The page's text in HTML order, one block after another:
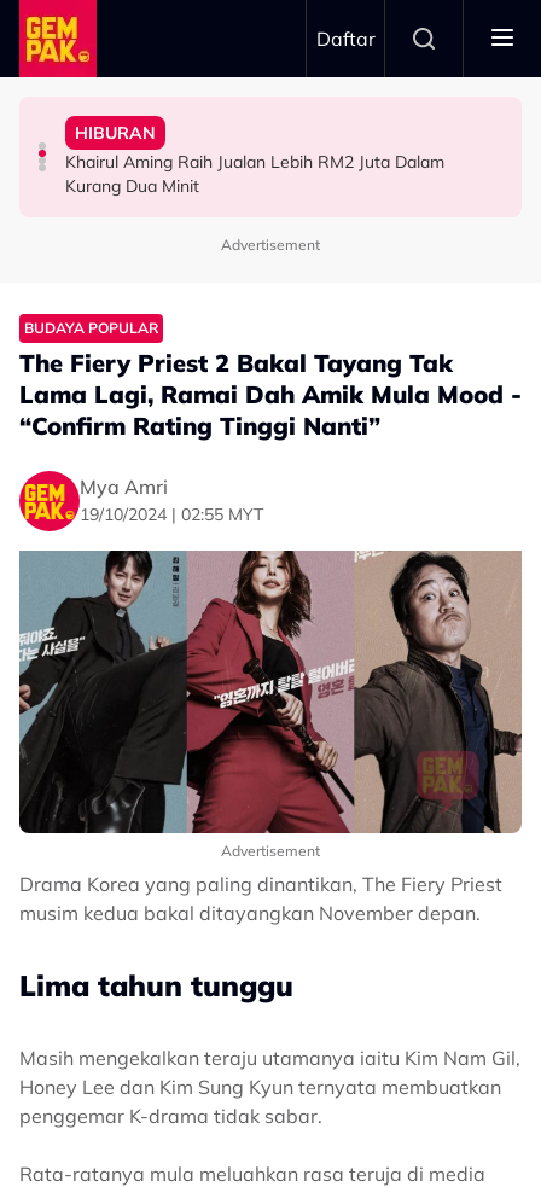
Skip to main content
Daftar
HIBURAN
Imran Aqil Kongsi Detik Sukar Isteri Ketika Berpantang -
“Waktu Itu Aku Tiada, Pergi Nepal Naik Gunung 10
HIBURAN
Khairul Aming Raih Jualan Lebih RM2 Juta Dalam
Kurang Dua Minit
HIBURAN
“Ada Yang Datang Menyapa, Teresak-Esak Menangis…”
- Noraniza Idris
SELEBRITI
“Biarlah Mereka Yang Pilih” - Jinggo Nasihat Ibu Bapa
Jangan Terlalu Campuri Urusan Rumah Tangga Anak
Advertisement
BUDAYA POPULAR
The Fiery Priest 2 Bakal Tayang Tak
Lama Lagi, Ramai Dah Amik Mula Mood -
“Confirm Rating Tinggi Nanti”
Mya Amri
19/10/2024 | 02:55 MYT
Advertisement
Drama Korea yang paling dinantikan, The Fiery Priest
musim kedua bakal ditayangkan November depan.
Lima tahun tunggu
Masih mengekalkan teraju utamanya iaitu Kim Nam Gil,
Honey Lee dan Kim Sung Kyun ternyata membuatkan
penggemar K-drama tidak sabar.
Rata-ratanya mula meluahkan rasa teruja di media